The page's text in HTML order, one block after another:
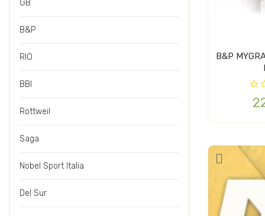
GB
B&P
RIO
BBI
Rottweil
Saga
Nobel Sport Italia
Del Sur
B&P